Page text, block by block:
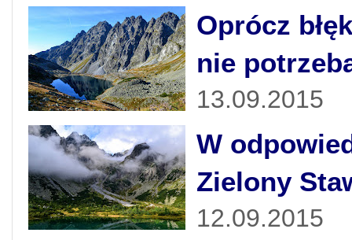
Oprócz
nie
13.09.2015
W
Zielony
12.09.2015